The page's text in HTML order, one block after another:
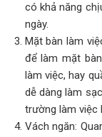
có khả năng
ngày.
Mặt bàn làm
để làm mặt
làm việc, hay
dễ dàng làm
trường làm việc
Vách ngăn: